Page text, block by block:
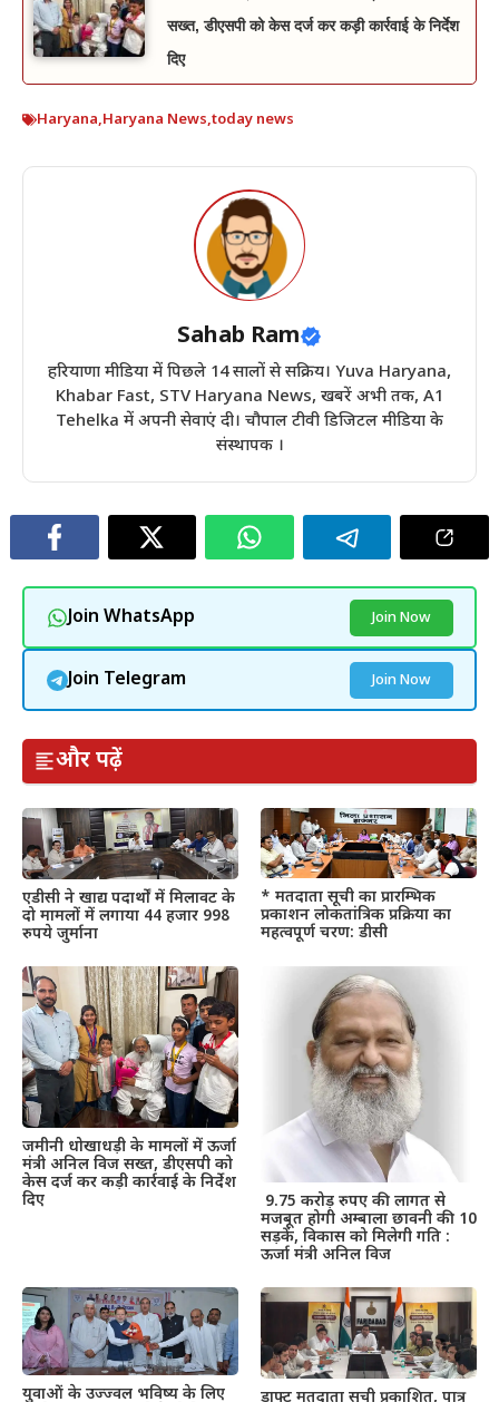
सख्त, डीएसपी को केस दर्ज कर कड़ी कार्रवाई के निर्देश
दिए
Haryana,Haryana News,today news
Sahab Ram
हरियाणा मीडिया में पिछले 14 सालों से सक्रिय। Yuva Haryana,
Khabar Fast, STV Haryana News, खबरें अभी तक, A1
Tehelka में अपनी सेवाएं दी। चौपाल टीवी डिजिटल मीडिया के
संस्थापक ।
Join WhatsApp Join Now
Join Telegram Join Now
और पढ़ें
एडीसी ने खाद्य पदार्थों में मिलावट के
दो मामलों में लगाया 44 हजार 998
रुपये जुर्माना
* मतदाता सूची का प्रारम्भिक
प्रकाशन लोकतांत्रिक प्रक्रिया का
महत्वपूर्ण चरण: डीसी
जमीनी धोखाधड़ी के मामलों में ऊर्जा
मंत्री अनिल विज सख्त, डीएसपी को
केस दर्ज कर कड़ी कार्रवाई के निर्देश
दिए
9.75 करोड़ रुपए की लागत से
मजबूत होगी अम्बाला छावनी की 10
सड़कें, विकास को मिलेगी गति :
ऊर्जा मंत्री अनिल विज
युवाओं के उज्ज्वल भविष्य के लिए